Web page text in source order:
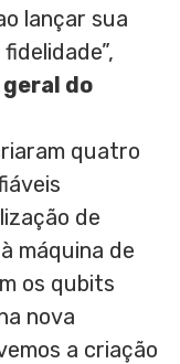
lançar sua
do
quatro
de
máquina de
os qubits
nova
a criação